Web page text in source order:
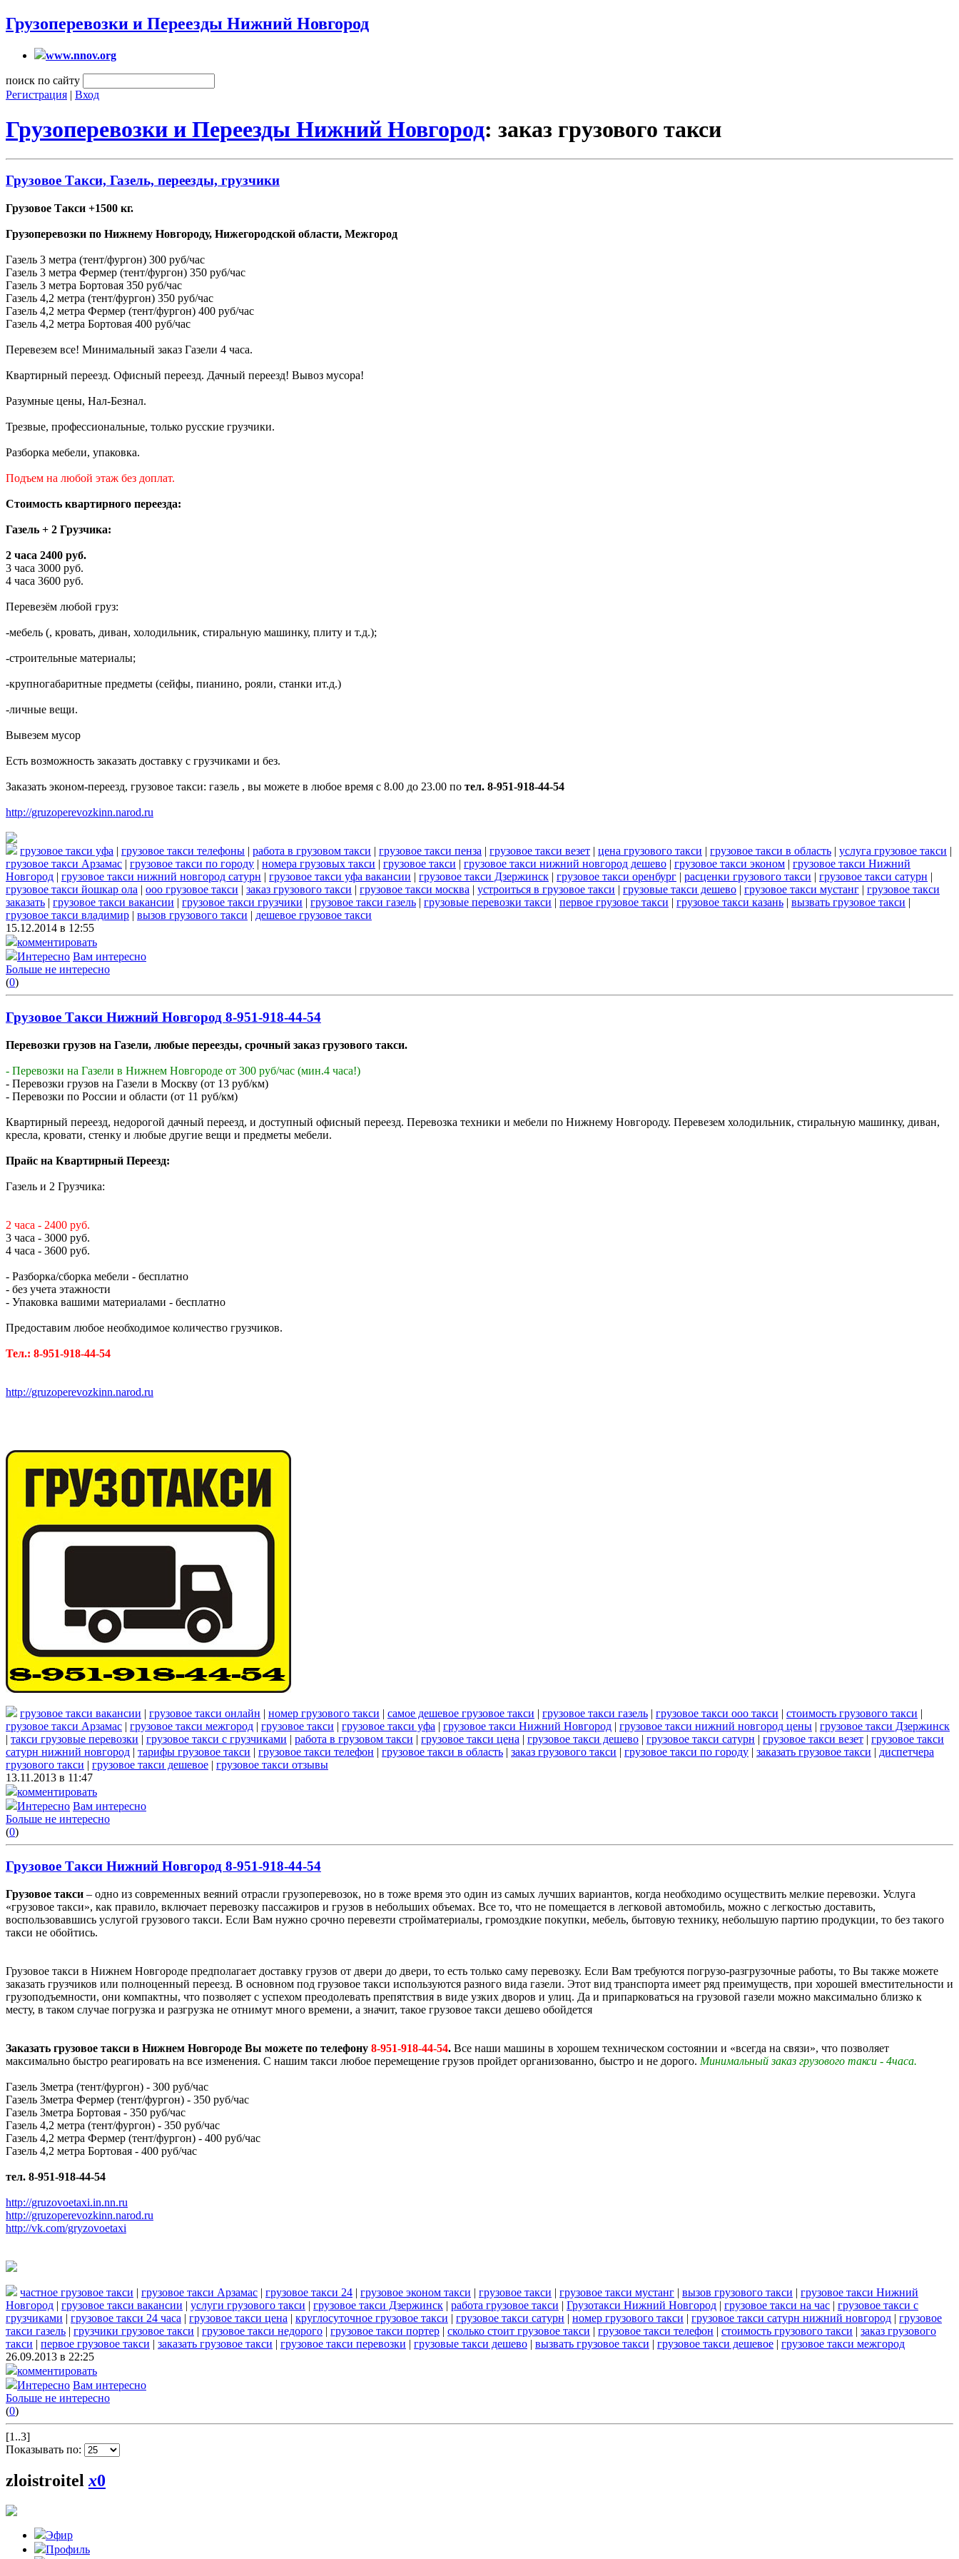
Грузоперевозки и Переезды Нижний Новгород
www.nnov.org
поиск по сайту
Регистрация | Вход
Грузоперевозки и Переезды Нижний Новгород: заказ грузового такси
Грузовое Такси, Газель, переезды, грузчики
Грузовое Такси +1500 кг.
Грузоперевозки по Нижнему Новгороду, Нижегородской области, Межгород
Газель 3 метра (тент/фургон) 300 руб/час
Газель 3 метра Фермер (тент/фургон) 350 руб/час
Газель 3 метра Бортовая 350 руб/час
Газель 4,2 метра (тент/фургон) 350 руб/час
Газель 4,2 метра Фермер (тент/фургон) 400 руб/час
Газель 4,2 метра Бортовая 400 руб/час
Перевезем все! Минимальный заказ Газели 4 часа.
Квартирный переезд. Офисный переезд. Дачный переезд! Вывоз мусора!
Разумные цены, Нал-Безнал.
Трезвые, профессиональные, только русские грузчики.
Разборка мебели, упаковка.
Подъем на любой этаж без доплат.
Стоимость квартирного переезда:
Газель + 2 Грузчика:
2 часа 2400 руб.
3 часа 3000 руб.
4 часа 3600 руб.
Перевезём любой груз:
-мебель (, кровать, диван, холодильник, стиральную машинку, плиту и т.д.);
-строительные материалы;
-крупногабаритные предметы (сейфы, пианино, рояли, станки ит.д.)
-личные вещи.
Вывезем мусор
Есть возможность заказать доставку с грузчиками и без.
Заказать эконом-переезд, грузовое такси: газель , вы можете в любое время с 8.00 до 23.00 по тел. 8-951-918-44-54
http://gruzoperevozkinn.narod.ru
грузовое такси уфа | грузовое такси телефоны | работа в грузовом такси | грузовое такси пенза | грузовое такси везет | цена грузового такси | грузовое такси в область | услуга грузовое такси |
грузовое такси Арзамас | грузовое такси по городу | номера грузовых такси | грузовое такси | грузовое такси нижний новгород дешево | грузовое такси эконом | грузовое такси Нижний
Новгород | грузовое такси нижний новгород сатурн | грузовое такси уфа вакансии | грузовое такси Дзержинск | грузовое такси оренбург | расценки грузового такси | грузовое такси сатурн |
грузовое такси йошкар ола | ооо грузовое такси | заказ грузового такси | грузовое такси москва | устроиться в грузовое такси | грузовые такси дешево | грузовое такси мустанг | грузовое такси
заказать | грузовое такси вакансии | грузовое такси грузчики | грузовое такси газель | грузовые перевозки такси | первое грузовое такси | грузовое такси казань | вызвать грузовое такси |
грузовое такси владимир | вызов грузового такси | дешевое грузовое такси
15.12.2014 в 12:55
комментировать
Интересно Вам интересно
Больше не интересно
(0)
Грузовое Такси Нижний Новгород 8-951-918-44-54
Перевозки грузов на Газели, любые переезды, срочный заказ грузового такси.
- Перевозки на Газели в Нижнем Новгороде от 300 руб/час (мин.4 часа!)
- Перевозки грузов на Газели в Москву (от 13 руб/км)
- Перевозки по России и области (от 11 руб/км)
Квартирный переезд, недорогой дачный переезд, и доступный офисный переезд. Перевозка техники и мебели по Нижнему Новгороду. Перевезем холодильник, стиральную машинку, диван,
кресла, кровати, стенку и любые другие вещи и предметы мебели.
Прайс на Квартирный Переезд:
Газель и 2 Грузчика:
2 часа - 2400 руб.
3 часа - 3000 руб.
4 часа - 3600 руб.
- Разборка/сборка мебели - бесплатно
- без учета этажности
- Упаковка вашими материалами - бесплатно
Предоставим любое необходимое количество грузчиков.
Тел.: 8-951-918-44-54
http://gruzoperevozkinn.narod.ru
грузовое такси вакансии | грузовое такси онлайн | номер грузового такси | самое дешевое грузовое такси | грузовое такси газель | грузовое такси ооо такси | стоимость грузового такси |
грузовое такси Арзамас | грузовое такси межгород | грузовое такси | грузовое такси уфа | грузовое такси Нижний Новгород | грузовое такси нижний новгород цены | грузовое такси Дзержинск
| такси грузовые перевозки | грузовое такси с грузчиками | работа в грузовом такси | грузовое такси цена | грузовое такси дешево | грузовое такси сатурн | грузовое такси везет | грузовое такси
сатурн нижний новгород | тарифы грузовое такси | грузовое такси телефон | грузовое такси в область | заказ грузового такси | грузовое такси по городу | заказать грузовое такси | диспетчера
грузового такси | грузовое такси дешевое | грузовое такси отзывы
13.11.2013 в 11:47
комментировать
Интересно Вам интересно
Больше не интересно
(0)
Грузовое Такси Нижний Новгород 8-951-918-44-54
Грузовое такси – одно из современных веяний отрасли грузоперевозок, но в тоже время это один из самых лучших вариантов, когда необходимо осуществить мелкие перевозки. Услуга
«грузовое такси», как правило, включает перевозку пассажиров и грузов в небольших объемах. Все то, что не помещается в легковой автомобиль, можно с легкостью доставить,
воспользовавшись услугой грузового такси. Если Вам нужно срочно перевезти стройматериалы, громоздкие покупки, мебель, бытовую технику, небольшую партию продукции, то без такого
такси не обойтись.
Грузовое такси в Нижнем Новгороде предполагает доставку грузов от двери до двери, то есть только саму перевозку. Если Вам требуются погрузо-разгрузочные работы, то Вы также можете
заказать грузчиков или полноценный переезд. В основном под грузовое такси используются разного вида газели. Этот вид транспорта имеет ряд преимуществ, при хорошей вместительности и
грузоподъемности, они компактны, что позволяет с успехом преодолевать препятствия в виде узких дворов и улиц. Да и припарковаться на грузовой газели можно максимально близко к
месту, в таком случае погрузка и разгрузка не отнимут много времени, а значит, такое грузовое такси дешево обойдется
Заказать грузовое такси в Нижнем Новгороде Вы можете по телефону 8-951-918-44-54. Все наши машины в хорошем техническом состоянии и «всегда на связи», что позволяет
максимально быстро реагировать на все изменения. С нашим такси любое перемещение грузов пройдет организованно, быстро и не дорого. Минимальный заказ грузового такси - 4часа.
Газель 3метра (тент/фургон) - 300 руб/час
Газель 3метра Фермер (тент/фургон) - 350 руб/час
Газель 3метра Бортовая - 350 руб/час
Газель 4,2 метра (тент/фургон) - 350 руб/час
Газель 4,2 метра Фермер (тент/фургон) - 400 руб/час
Газель 4,2 метра Бортовая - 400 руб/час
тел. 8-951-918-44-54
http://gruzovoetaxi.in.nn.ru
http://gruzoperevozkinn.narod.ru
http://vk.com/gryzovoetaxi
частное грузовое такси | грузовое такси Арзамас | грузовое такси 24 | грузовое эконом такси | грузовое такси | грузовое такси мустанг | вызов грузового такси | грузовое такси Нижний
Новгород | грузовое такси вакансии | услуги грузового такси | грузовое такси Дзержинск | работа грузовое такси | Грузотакси Нижний Новгород | грузовое такси на час | грузовое такси с
грузчиками | грузовое такси 24 часа | грузовое такси цена | круглосуточное грузовое такси | грузовое такси сатурн | номер грузового такси | грузовое такси сатурн нижний новгород | грузовое
такси газель | грузчики грузовое такси | грузовое такси недорого | грузовое такси портер | сколько стоит грузовое такси | грузовое такси телефон | стоимость грузового такси | заказ грузового
такси | первое грузовое такси | заказать грузовое такси | грузовое такси перевозки | грузовые такси дешево | вызвать грузовое такси | грузовое такси дешевое | грузовое такси межгород
26.09.2013 в 22:25
комментировать
Интересно Вам интересно
Больше не интересно
(0)
[1..3]
Показывать по:
zloistroitel x0
Эфир
Профиль